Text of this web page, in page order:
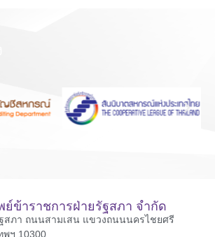
ข้าราชการฝ่ายรัฐสภา จำกัด
สภา ถนนสามเสน แขวงถนนนครไชยศรี
พฯ 10300